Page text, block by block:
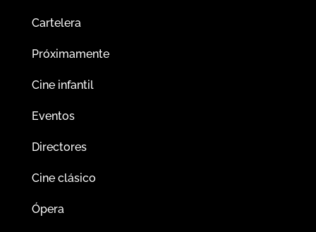
Cartelera
Próximamente
Cine infantil
Eventos
Directores
Cine clásico
Ópera